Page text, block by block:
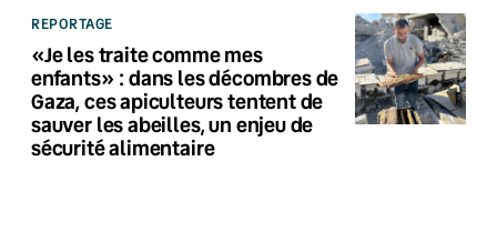
REPORTAGE
«Je les traite comme mes
enfants» : dans les décombres de
Gaza, ces apiculteurs tentent de
sauver les abeilles, un enjeu de
sécurité alimentaire